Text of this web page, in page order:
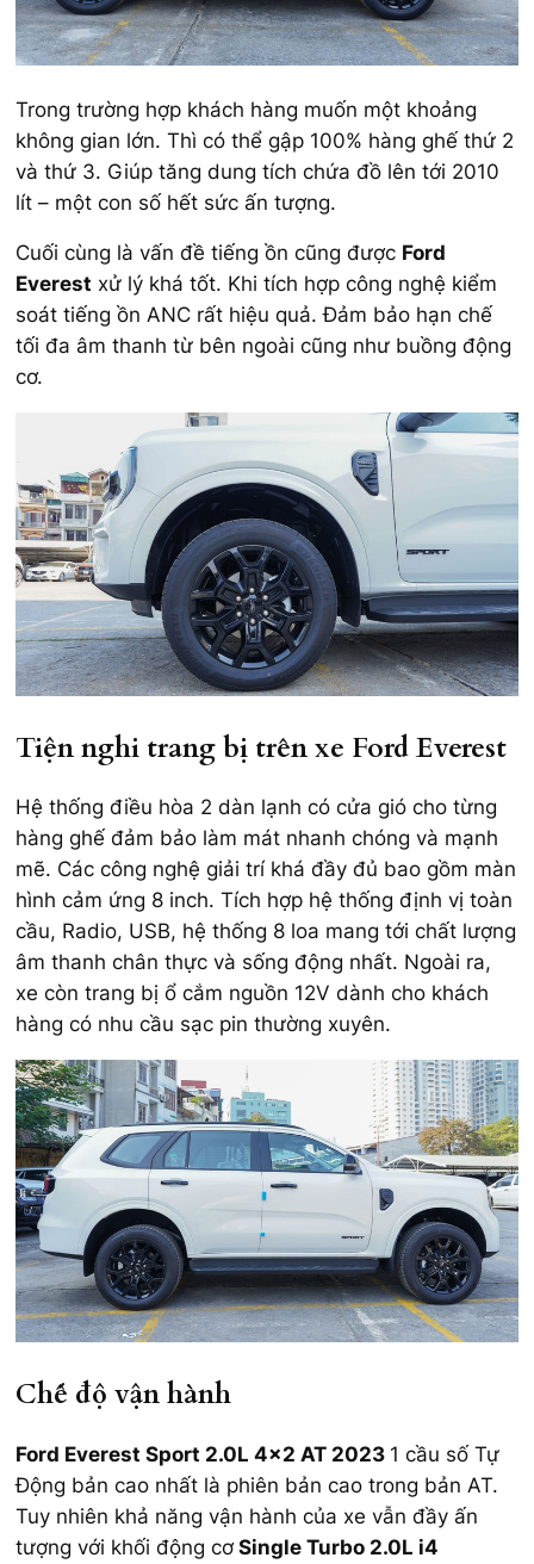
Trong trường hợp khách hàng muốn một khoảng
không gian lớn. Thì có thể gập 100% hàng ghế thứ 2
và thứ 3. Giúp tăng dung tích chứa đồ lên tới 2010
lít – một con số hết sức ấn tượng.
Cuối cùng là vấn đề tiếng ồn cũng được Ford
Everest xử lý khá tốt. Khi tích hợp công nghệ kiểm
soát tiếng ồn ANC rất hiệu quả. Đảm bảo hạn chế
tối đa âm thanh từ bên ngoài cũng như buồng động
cơ.
Tiện nghi trang bị trên xe Ford Everest
Hệ thống điều hòa 2 dàn lạnh có cửa gió cho từng
hàng ghế đảm bảo làm mát nhanh chóng và mạnh
mẽ. Các công nghệ giải trí khá đầy đủ bao gồm màn
hình cảm ứng 8 inch. Tích hợp hệ thống định vị toàn
cầu, Radio, USB, hệ thống 8 loa mang tới chất lượng
âm thanh chân thực và sống động nhất. Ngoài ra,
xe còn trang bị ổ cắm nguồn 12V dành cho khách
hàng có nhu cầu sạc pin thường xuyên.
Chế độ vận hành
Ford Everest Sport 2.0L 4×2 AT 2023 1 cầu số Tự
Động bản cao nhất là phiên bản cao trong bản AT.
Tuy nhiên khả năng vận hành của xe vẫn đầy ấn
tượng với khối động cơSingle Turbo 2.0L i4